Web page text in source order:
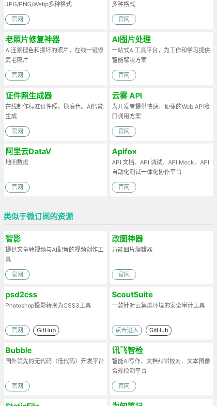
JPG/PNG/Webp多种格式
官网
多种格式
官网
老照片修复神器
AI还原褪色和损坏的照片，在线一键修
复老照片
官网
AI图片处理
一站式AI工具平台，为工作和学习提供
智能解决方案
官网
证件照生成器
在线制作标准证件照、换底色、AI智能
生成
官网
云雾 API
为开发者提供快速、便捷的Web API接
口调用方案
官网
阿里云DataV
地图数据
官网
Apifox
API 文档、API 调试、API Mock、API
自动化测试一体化协作平台
官网
类似于微订阅的资源
智影
提供文章转视频与AI配音的视频创作工
具
官网
改图神器
万能图片编辑器
官网
psd2css
Photoshop投影转换为CSS3工具
官网 GitHub
ScoutSuite
一款针对云集群环境的安全审计工具
点击进入 GitHub
Bubble
国外领先的无代码（低代码）开发平台
官网
讯飞智检
智能AI写作、文档纠错校对、文本图像
合规检测平台
官网